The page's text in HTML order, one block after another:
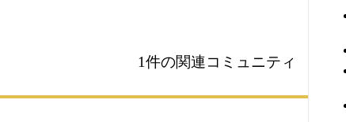
1件の関連コミュニティ